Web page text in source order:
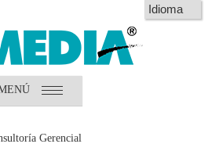
¿Qué hacemos?
Gerencial